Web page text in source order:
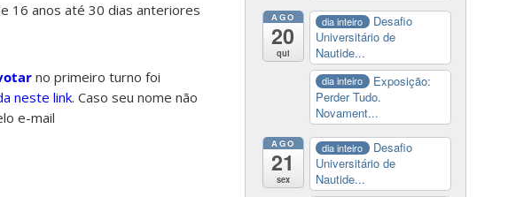
16 anos até 30 dias anteriores
no primeiro turno foi
neste link. Caso seu nome não
e-mail
AGO
20
qui
dia inteiro
Desafio
Universitário de
Nautide...
dia inteiro
Exposição:
Perder Tudo.
Novament...
AGO
21
sex
dia inteiro
Desafio
Universitário de
Nautide...